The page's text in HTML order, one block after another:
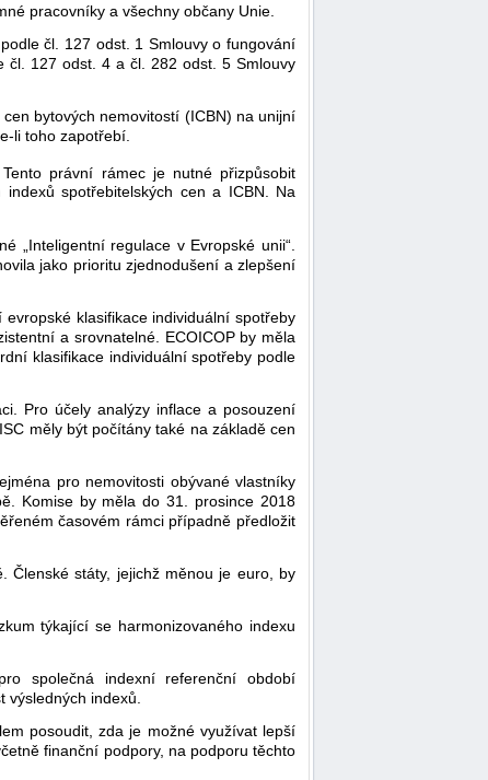
pracovníky a všechny občany Unie.
čl. 127 odst. 1 Smlouvy o fungování
čl. 127 odst. 4 a čl. 282 odst. 5 Smlouvy
bytových nemovitostí (ICBN) na unijní
li toho zapotřebí.
právní rámec je nutné přizpůsobit
spotřebitelských cen a ICBN. Na
„Inteligentní regulace v Evropské unii“.
jako prioritu zjednodušení a zlepšení
klasifikace individuální spotřeby
a srovnatelné. ECOICOP by měla
klasifikace individuální spotřeby podle
Pro účely analýzy inflace a posouzení
měly být počítány také na základě cen
pro nemovitosti obývané vlastníky
Komise by měla do 31. prosince 2018
časovém rámci případně předložit
Členské státy, jejichž měnou je euro, by
týkající se harmonizovaného indexu
společná indexní referenční období
indexů.
posoudit, zda je možné využívat lepší
finanční podpory, na podporu těchto